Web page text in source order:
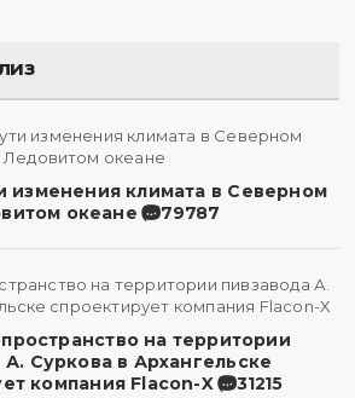
изменения климата в Северном
океане
79787
на территории
А. Суркова в Архангельске
компания Flacon-X
31215